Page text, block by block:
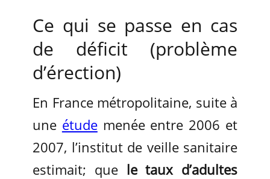
Ce qui se passe en cas
de déficit (problème
d’érection)
En France métropolitaine, suite à
une étudemenée entre 2006 et
2007, l’institut de veille sanitaire
estimait; quele taux d’adultes